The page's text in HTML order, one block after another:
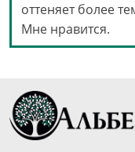
оттеняет более
Мне нравится.